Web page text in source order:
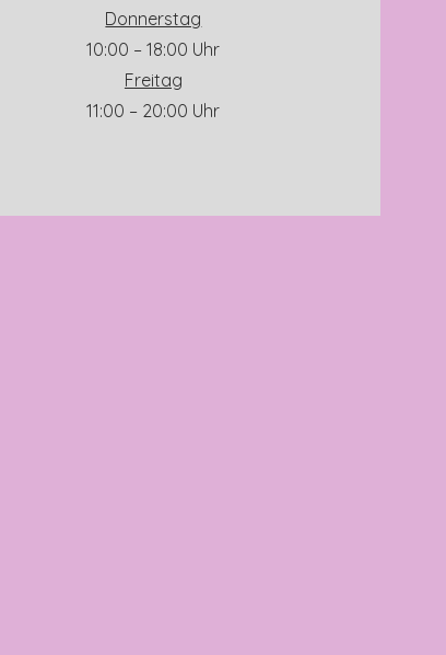
Donnerstag
10:00 – 18:00 Uhr
Freitag
11:00 – 20:00 Uhr